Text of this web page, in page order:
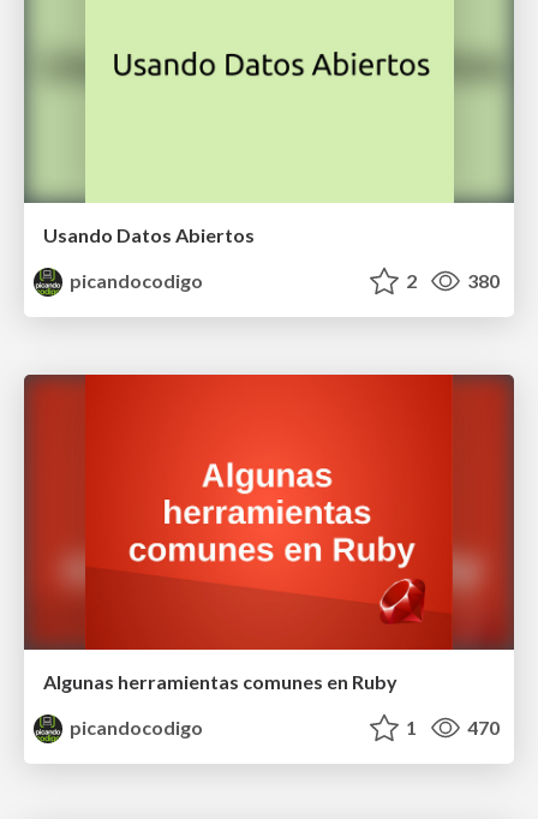
Usando Datos Abiertos
picandocodigo
2 380
Algunas herramientas comunes en Ruby
picandocodigo
1 470